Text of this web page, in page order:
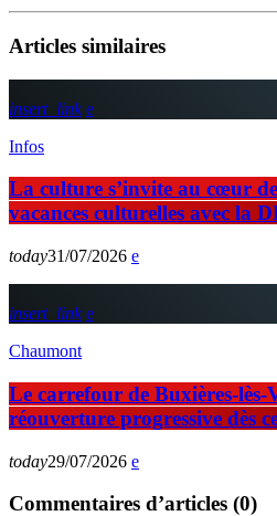
Articles similaires
insert_link
Infos
La culture s’invite au cœur
vacances culturelles avec la
today31/07/2026
insert_link
Chaumont
Le carrefour de Buxières-
réouverture progressive dès
today29/07/2026
Commentaires d’articles (0)